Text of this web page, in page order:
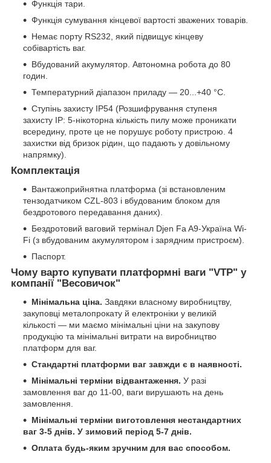
Функція тари.
Функція сумування кінцевої вартості зважених товарів.
Немає порту RS232, який підвищує кінцеву
собівартість ваг.
Вбудований акумулятор. Автономна робота до 80
годин.
Температурний діапазон приладу — 20...+40 °C.
Ступінь захисту IP54 (Розшифрування ступеня
захисту IP: 5-нікоторна кількість пилу може проникати
всередину, проте це не порушує роботу пристрою. 4
захистки від бризок рідин, що падають у довільному
напрямку).
Комплектація
Вантажоприйнятна платформа (зі встановленим
тензодатчиком CZL-803 і вбудованим блоком для
бездротового передавання даних).
Бездротовий ваговий термінал Djen Fa A9-Україна Wi-
Fi (з вбудованим акумулятором і зарядним пристроєм).
Паспорт.
Чому варто купувати платформні ваги "VTP" у
компанії "Весовичок"
Мінімальна ціна. Завдяки власному виробництву,
закуповці металопрокату й електроніки у великій
кількості — ми маємо мінімальні ціни на закупову
продукцію та мінімальні витрати на виробництво
платформ для ваг.
Стандартні платформи ваг завжди є в наявності.
Мінімальні терміни відвантаження. У разі
замовлення ваг до 11-00, ваги вирушають на день
замовлення.
Мінімальні терміни виготовлення нестандартних
ваг 3-5 днів. У зимовий період 5-7 днів.
Оплата будь-яким зручним для вас способом.